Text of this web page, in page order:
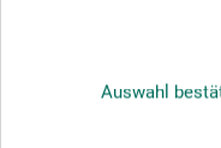
Auswahl